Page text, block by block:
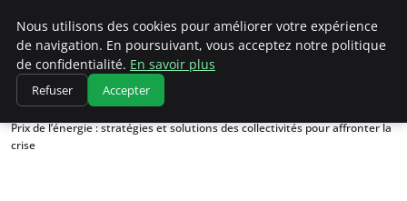
Climatedebtagents
Accueil
Énergies Renouvelables
Prix de l’énergie : stratégies et solutions des collectivités pour affronter la
crise
Nous utilisons des cookies pour améliorer votre expérience
de navigation. En poursuivant, vous acceptez notre politique
de confidentialité. En savoir plus
Refuser Accepter